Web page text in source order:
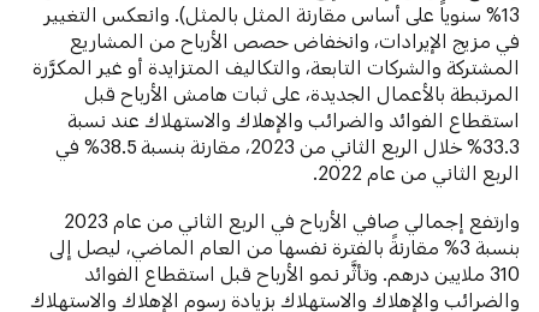
13% سنوياً على أساس مقارنة المثل بالمثل). وانعكس التغيير
في مزيج الإيرادات، وانخفاض حصص الأرباح من المشاريع
المشتركة والشركات التابعة، والتكاليف المتزايدة أو غير المكرَّرة
المرتبطة بالأعمال الجديدة، على ثبات هامش الأرباح قبل
استقطاع الفوائد والضرائب والإهلاك والاستهلاك عند نسبة
33.3% خلال الربع الثاني من 2023، مقارنة بنسبة 38.5% في
الربع الثاني من عام 2022.
وارتفع إجمالي صافي الأرباح في الربع الثاني من عام 2023
بنسبة 3% مقارنةً بالفترة نفسها من العام الماضي، ليصل إلى
310 ملايين درهم. وتأثَّر نمو الأرباح قبل استقطاع الفوائد
والضرائب والإهلاك والاستهلاك بزيادة رسوم الإهلاك والاستهلاك